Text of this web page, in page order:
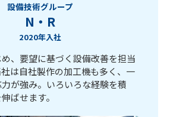
設備技術グループ
N・R
2020年入社
、要望に基づく設備改善を担当
は自社製作の加工機も多く、一
が強み。いろいろな経験を積
ばせます。